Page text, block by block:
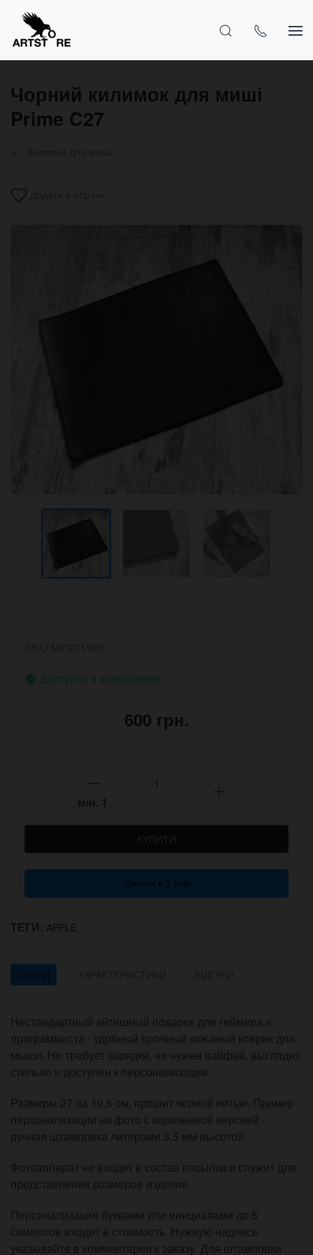
Чорний килимок для миші
Prime C27
Доступно к замовленню
600 грн.
мін. 1
КУПИТИ
Купити в 1 клік
ТЕГИ: APPLE
ОГЛЯД
Нестандартный айтишный подарок для геймера и
программиста - удобный прочный кожаный коврик для
мыши. Не требует зарядки, не нужен вайфай, выглядит
стильно и доступен к персонализации.
Размеры 27 на 19,5 см, прошит черной нитью. Пример
персонализации на фото с коричневой версией -
ручная штамповка литерами 3,5 мм высотой.
Фотоаппарат не входит в состав посылки и служит для
представления размеров изделия.
Персонализация буквами или инициалами до 5
символов входит в стоимость. Нужную надпись
указывайте в комментарии к заказу. Для штамповки